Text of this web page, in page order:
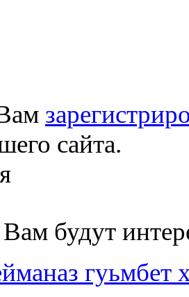
сайта.
будут
гуьмбет